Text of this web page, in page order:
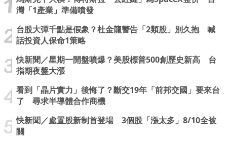
灣「1產業」準備噴發
台股大彈千點是假象？杜金龍警告「2類股」別久抱 喊
話投資人保命1策略
快新聞／星期一開盤噴爆？美股標普500創歷史新高 台
指期夜盤大漲
看到「晶片實力」後悔了？斷交19年「前邦交國」要來台
了 尋求半導體合作商機
快新聞／處置股新制首登場 3個股「漲太多」8/10全被
關